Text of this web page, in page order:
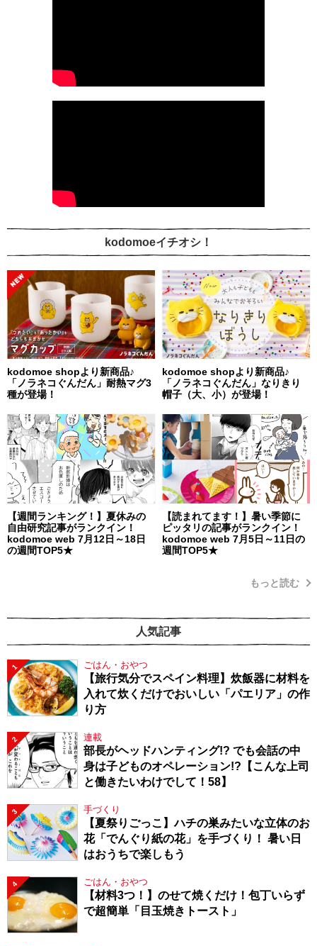
kodomoeイチオシ！
kodomoe shopより新商品♪
「ノラネコぐんだん」耐熱マグ3
種が登場！
kodomoe shopより新商品♪
「ノラネコぐんだん」なりきり
帽子（大、小）が登場！
【週間ランキング！】夏休みの
自由研究記事がランクイン！
kodomoe web 7月12日～18日
の週間TOP5★
【読まれてます！】暑い季節に
ピッタリの記事がランクイン！
kodomoe web 7月5日～11日の
週間TOP5★
もっと読む
人気記事
1 ごはん・おやつ
【旅行気分でスペイン料理】炊飯器に材料を
入れて炊くだけでおいしい「パエリア」の作
り方
2 連載
部長がヘッドハンティング!? でも会話の中
身は子どものオペレーション!?【こんな上司
と働きたいわけでして！58】
3 手づくり
【夏祭りごっこ】ハチの巣みたいな立体のお
花「でんぐり紙の花」を手づくり！ 暑い日
はおうちで楽しもう
4 ごはん・おやつ
【材料3つ！】のせて焼くだけ！包丁いらず
で超簡単「目玉焼きトースト」